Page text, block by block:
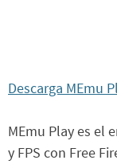
Descarga MEmu
MEmu Play es el
y FPS con Free